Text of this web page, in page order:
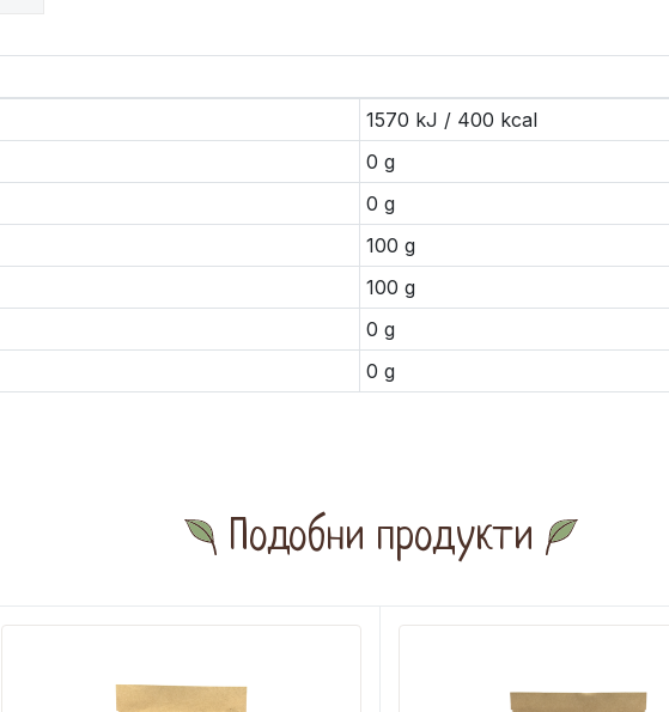
1570 kJ / 400 kcal
0 g
0 g
100 g
100 g
0 g
0 g
Подобни продукти